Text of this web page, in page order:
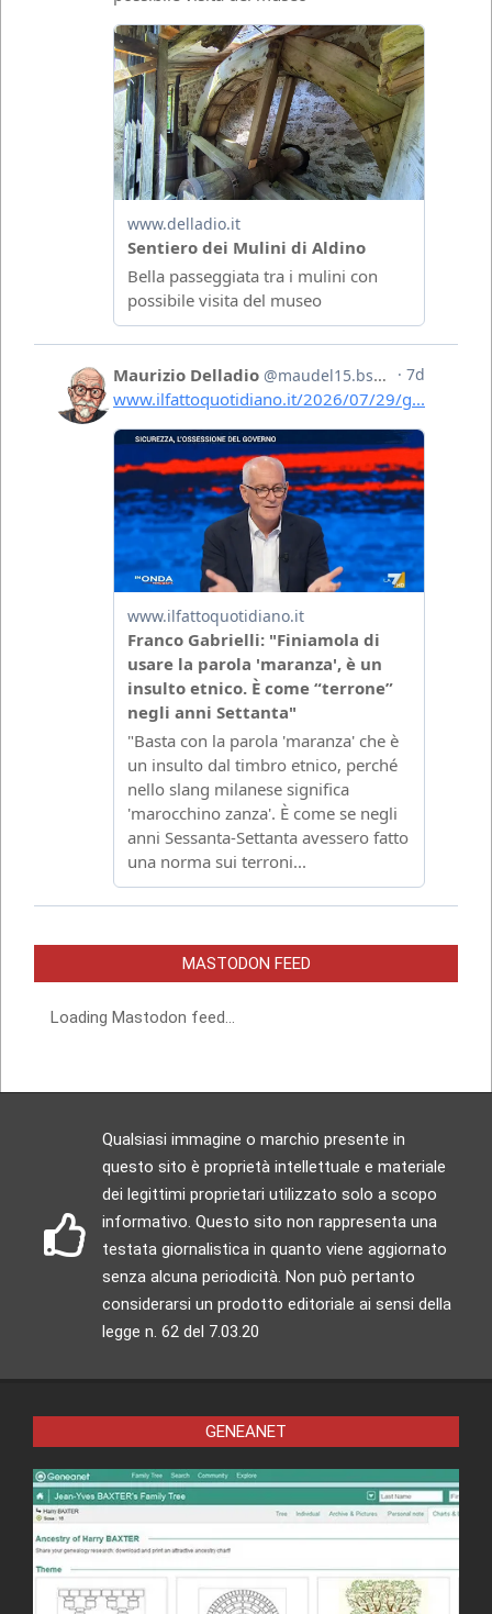
MASTODON FEED
Loading Mastodon feed...
Qualsiasi immagine o marchio presente in
questo sito è proprietà intellettuale e materiale
dei legittimi proprietari utilizzato solo a scopo
informativo. Questo sito non rappresenta una
testata giornalistica in quanto viene aggiornato
senza alcuna periodicità. Non può pertanto
considerarsi un prodotto editoriale ai sensi della
legge n. 62 del 7.03.20
GENEANET